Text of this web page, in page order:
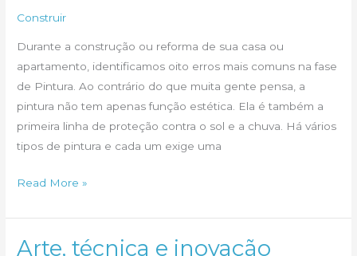
de
sua
casa
Construir
Durante a construção ou reforma de sua casa ou
apartamento, identificamos oito erros mais comuns na fase
de Pintura. Ao contrário do que muita gente pensa, a
pintura não tem apenas função estética. Ela é também a
primeira linha de proteção contra o sol e a chuva. Há vários
tipos de pintura e cada um exige uma
Oito
mais
comuns
Read More »
Arte, técnica e inovação